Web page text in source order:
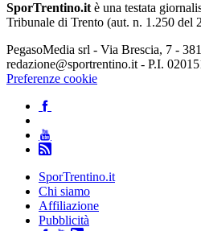
SporTrentino.it è una testata
Tribunale di Trento (aut. n. 1.250 del
PegasoMedia srl - Via Brescia, 7 -
redazione@sportrentino.it - P.I.
Preferenze cookie
SporTrentino.it
Chi siamo
Affiliazione
Pubblicità